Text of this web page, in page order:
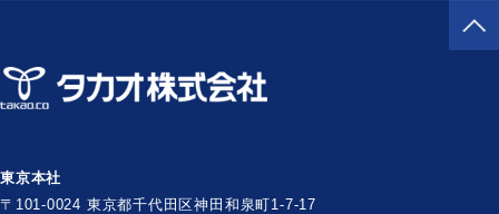
東京本社
〒101-0024 東京都千代田区神田和泉町1-7-17